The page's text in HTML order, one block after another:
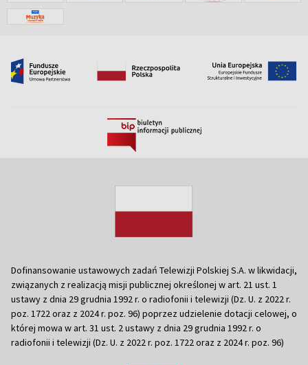
Dofinansowanie ustawowych zadań Telewizji Polskiej S.A. w likwidacji,
związanych z realizacją misji publicznej określonej w art. 21 ust. 1
ustawy z dnia 29 grudnia 1992 r. o radiofonii i telewizji (Dz. U. z 2022 r.
poz. 1722 oraz z 2024 r. poz. 96) poprzez udzielenie dotacji celowej, o
której mowa w art. 31 ust. 2 ustawy z dnia 29 grudnia 1992 r. o
radiofonii i telewizji (Dz. U. z 2022 r. poz. 1722 oraz z 2024 r. poz. 96)